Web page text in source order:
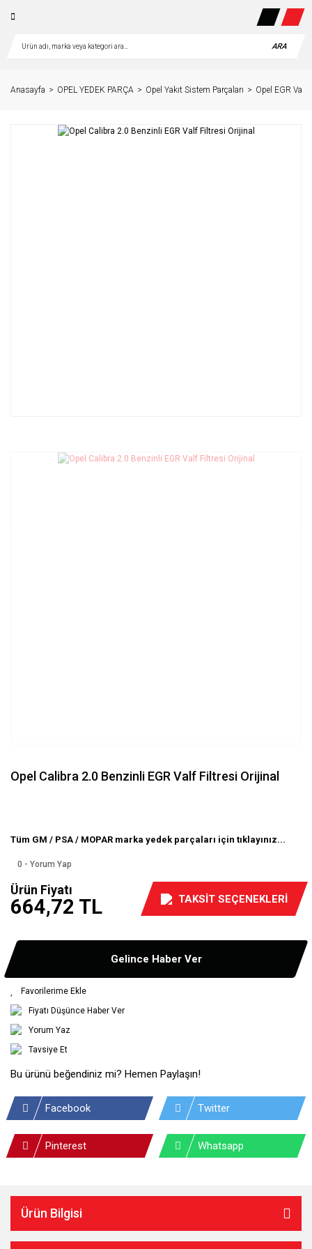
ARA
Anasayfa OPEL YEDEK PARÇA Opel Yakıt Sistem Parçaları Opel EGR Valfi
Opel Calibra 2.0 Benzinli EGR Valf Filtresi Orijinal
Tüm GM / PSA / MOPAR marka yedek parçaları için tıklayınız...
0 - Yorum Yap
Ürün Fiyatı
664,72 TL TAKSİT SEÇENEKLERİ
Gelince Haber Ver
Fiyatı Düşünce Haber Ver
Yorum Yaz
Tavsiye Et
Bu ürünü beğendiniz mi? Hemen Paylaşın!
Facebook Twitter
Pinterest Whatsapp
Ürün Bilgisi